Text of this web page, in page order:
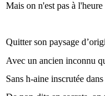
Mais on n'est pas à l'heure
Quitter son paysage
Avec un ancien inconnu
Sans h-aine inscrutée